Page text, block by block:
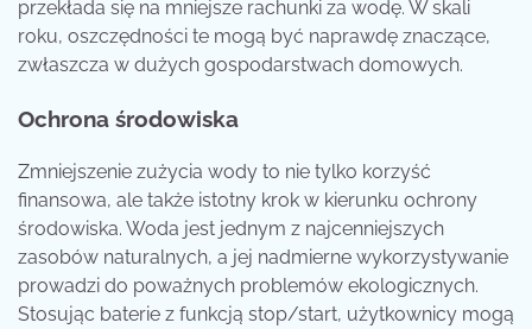
przekłada się na mniejsze rachunki za wodę. W skali
roku, oszczędności te mogą być naprawdę znaczące,
zwłaszcza w dużych gospodarstwach domowych.
Ochrona środowiska
Zmniejszenie zużycia wody to nie tylko korzyść
finansowa, ale także istotny krok w kierunku ochrony
środowiska. Woda jest jednym z najcenniejszych
zasobów naturalnych, a jej nadmierne wykorzystywanie
prowadzi do poważnych problemów ekologicznych.
Stosując baterie z funkcją stop/start, użytkownicy mogą